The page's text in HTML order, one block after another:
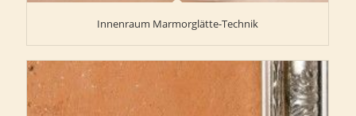
Innenraum Marmorglätte-Technik